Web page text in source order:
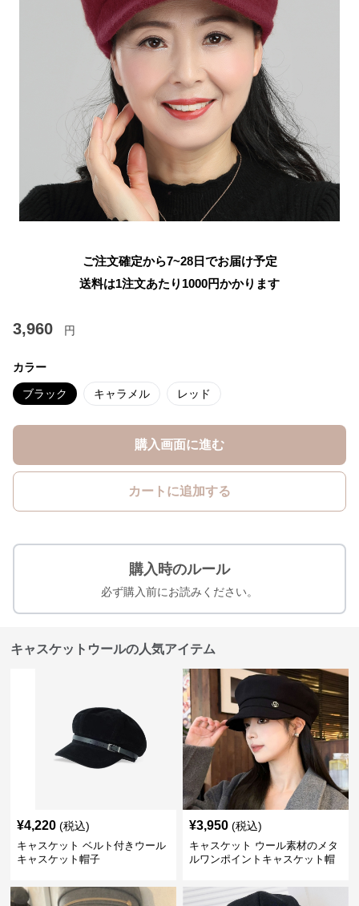
ご注文確定から7~28日でお届け予定
送料は1注文あたり 1000円かかります
3,960 円
カラー
ブラック キャラメル レッド
購入画面に進む
カートに追加する
購入時のルール
必ず購入前にお読みください。
キャスケットウールの人気アイテム
¥4,220 (税込)
キャスケット ベルト付きウール
キャスケット帽子
¥3,950 (税込)
キャスケット ウール素材のメタ
ルワンポイントキャスケット帽